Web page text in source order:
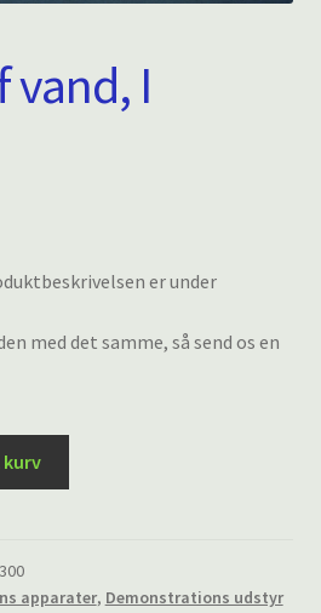
vand, I
er under
med det samme, så send os en
apparater, Demonstrations udstyr